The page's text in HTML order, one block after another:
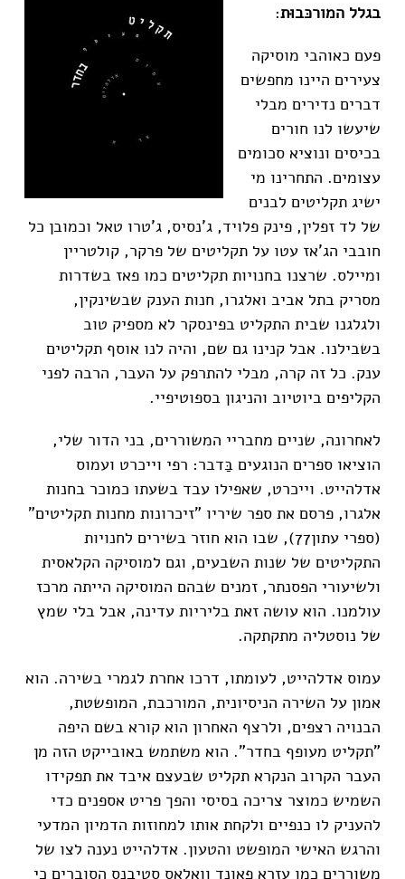
בגלל המורכּבוּת:
פעם כאוהבי מוסיקה
צעירים היינו מחפשים
דברים נדירים מבלי
שיעשו לנו חורים
בכיסים ונוציא סכומים
עצומים. התחרינו מי
ישיג תקליטים לבנים
של לד זפלין, פינק פלויד, ג'נסיס, ג'טרו טאל וכמובן כל
חובבי הג'אז עטו על תקליטים של פרקר, קולטריין
ומיילס. שרצנו בחנויות תקליטים כמו פאז בשדרות
מסריק בתל אביב ואלגרו, חנות הענק שבשינקין,
ולגלגנו שבית התקליט בפינסקר לא מספיק טוב
בשבילנו. אבל קנינו גם שם, והיה לנו אוסף תקליטים
ענק. כל זה קרה, מבלי להתרפק על העבר, הרבה לפני
הקליפים ביוטיוב והניגון בספוטיפיי.
לאחרונה, שניים מחבריי המשוררים, בני הדור שלי,
הוציאו ספרים הנוגעים בַּדבר: רפי וייכרט ועמוס
אדלהייט. וייכרט, שאפילו עבד בשעתו כמוכר בחנות
אלגרו, פרסם את ספר שיריו "זיכרונות מחנות תקליטים"
(ספרי עתון77), שבו הוא חוזר בשירים לחנויות
התקליטים של שנות השבעים, וגם למוסיקה הקלאסית
ולשיעורי הפסנתר, זמנים שבהם המוסיקה הייתה מרכז
עולמנו. הוא עושה זאת בליריות עדינה, אבל בלי שמץ
של נוסטליה מתקתקה.
עמוס אדלהייט, לעומתו, דרכו אחרת לגמרי בשירה. הוא
אמון על השירה הניסיונית, המורכבת, המופשטת,
הבנויה רצפים, ולרצף האחרון הוא קורא בשם היפה
"תקליט מעופף בחדר". הוא משתמש באובייקט הזה מן
העבר הקרוב הנקרא תקליט שבעצם איבד את תפקידו
השמיש כמוצר צריכה בסיסי והפך פריט אספנים כדי
להעניק לו כנפיים ולקחת אותו למחוזות הדמיון המדעי
והרגש האישי המופשט והטעון. אדלהייט נענה לצו של
משוררים כמו עזרא פאונד וואלאס סטיבנס הסוברים כי